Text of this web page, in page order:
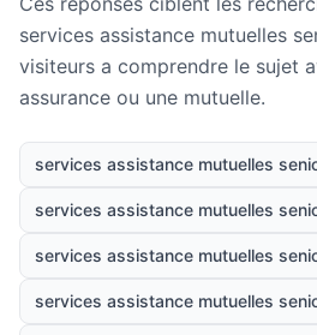
services assistance mutuelles
visiteurs a comprendre le sujet
assurance ou une mutuelle.
services assistance mutuelles
services assistance mutuelles
services assistance mutuelles
services assistance mutuelles